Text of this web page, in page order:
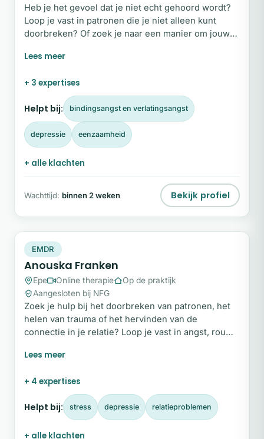
Heb je het gevoel dat je niet echt gehoord wordt?
Loop je vast in patronen die je niet alleen kunt
doorbreken? Of zoek je naar een manier om jouw
alleen te doen. Mijn naam is Shanna. Vanuit mijn
woorden te geven aan wat ze meemaken. Mijn
missie is helder: zorgen dat iedereen, in welke
relatie dan ook, zich vrij voelt om zich uit te
spreken.
+ 3 expertises
Helpt bij: bindingsangst en verlatingsangst
depressie eenzaamheid
+ alle klachten
Wachttijd: binnen 2 weken Bekijk profiel
Direct te boeken
EMDR
Anouska Franken
Epe Online therapie
Op de praktijk
Aangesloten bij NFG
Zoek je hulp bij het doorbreken van patronen, het
helen van trauma of het hervinden van de
connectie in je relatie? Loop je vast in angst, rouw
leven? Welkom. Ik ben Anouska Franken. Mijn
mooiste leven te leiden. Ik begeleid volwassenen
en stellen die vastlopen en weer verbinding willen
voelen, met zichzelf of met elkaar.
+ 4 expertises
Helpt bij: stress depressie relatieproblemen
+ alle klachten